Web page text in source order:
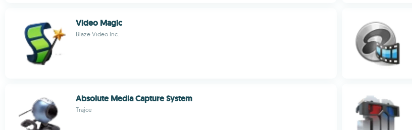
Video Magic
Blaze Video Inc.
Absolute Media Capture System
Trajce